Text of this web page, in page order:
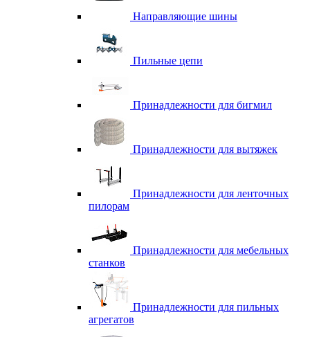
Направляющие шины
Пильные цепи
Принадлежности для бигмил
Принадлежности для вытяжек
Принадлежности для ленточных
пилорам
Принадлежности для мебельных
станков
Принадлежности для пильных
агрегатов